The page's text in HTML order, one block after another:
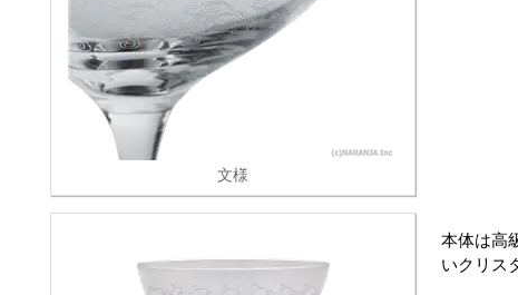
文様
本体は高
いクリス